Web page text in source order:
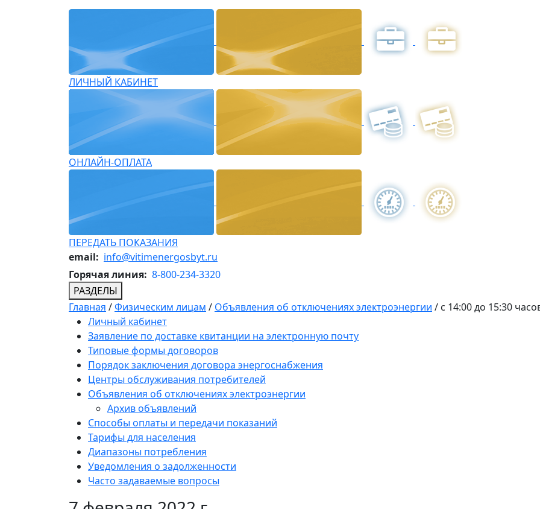
ЛИЧНЫЙ КАБИНЕТ
ОНЛАЙН-ОПЛАТА
ПЕРЕДАТЬ ПОКАЗАНИЯ
email: info@vitimenergosbyt.ru
Горячая линия: 8-800-234-3320
РАЗДЕЛЫ
Главная /Физическим лицам / Объявления об отключениях электроэнергии / c 14:00 до 15:30
Личный кабинет
Заявление по доставке квитанции на электронную почту
Типовые формы договоров
Порядок заключения договора энергоснабжения
Центры обслуживания потребителей
Объявления об отключениях электроэнергии
Архив объявлений
Способы оплаты и передачи показаний
Тарифы для населения
Диапазоны потребления
Уведомления о задолженности
Часто задаваемые вопросы